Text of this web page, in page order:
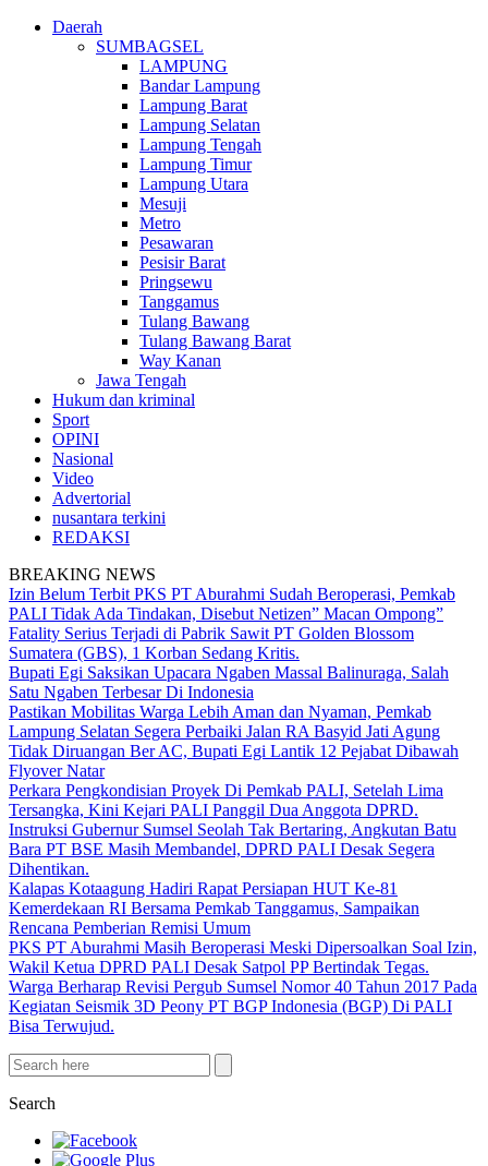
Daerah
SUMBAGSEL
LAMPUNG
Bandar Lampung
Lampung Barat
Lampung Selatan
Lampung Tengah
Lampung Timur
Lampung Utara
Mesuji
Metro
Pesawaran
Pesisir Barat
Pringsewu
Tanggamus
Tulang Bawang
Tulang Bawang Barat
Way Kanan
Jawa Tengah
Hukum dan kriminal
Sport
OPINI
Nasional
Video
Advertorial
nusantara terkini
REDAKSI
BREAKING NEWS
Izin Belum Terbit PKS PT Aburahmi Sudah Beroperasi, Pemkab
PALI Tidak Ada Tindakan, Disebut Netizen” Macan Ompong”
Fatality Serius Terjadi di Pabrik Sawit PT Golden Blossom
Sumatera (GBS), 1 Korban Sedang Kritis.
Bupati Egi Saksikan Upacara Ngaben Massal Balinuraga, Salah
Satu Ngaben Terbesar Di Indonesia
Pastikan Mobilitas Warga Lebih Aman dan Nyaman, Pemkab
Lampung Selatan Segera Perbaiki Jalan RA Basyid Jati Agung
Tidak Diruangan Ber AC, Bupati Egi Lantik 12 Pejabat Dibawah
Flyover Natar
Perkara Pengkondisian Proyek Di Pemkab PALI, Setelah Lima
Tersangka, Kini Kejari PALI Panggil Dua Anggota DPRD.
Instruksi Gubernur Sumsel Seolah Tak Bertaring, Angkutan Batu
Bara PT BSE Masih Membandel, DPRD PALI Desak Segera
Dihentikan.
Kalapas Kotaagung Hadiri Rapat Persiapan HUT Ke-81
Kemerdekaan RI Bersama Pemkab Tanggamus, Sampaikan
Rencana Pemberian Remisi Umum
PKS PT Aburahmi Masih Beroperasi Meski Dipersoalkan Soal Izin,
Wakil Ketua DPRD PALI Desak Satpol PP Bertindak Tegas.
Warga Berharap Revisi Pergub Sumsel Nomor 40 Tahun 2017 Pada
Kegiatan Seismik 3D Peony PT BGP Indonesia (BGP) Di PALI
Bisa Terwujud.
Search